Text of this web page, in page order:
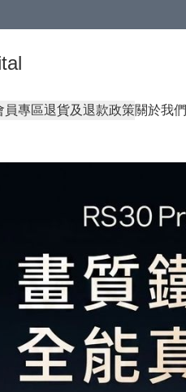
員專區退貨及退款政策關於我們